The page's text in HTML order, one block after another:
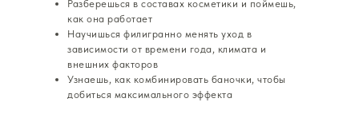
Разберешься в составах косметики и поймешь,
как она работает
Научишься филигранно менять уход в
зависимости от времени года, климата и
внешних факторов
Узнаешь, как комбинировать баночки, чтобы
добиться максимального эффекта